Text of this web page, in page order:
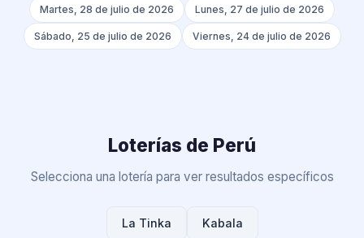
Martes, 28 de julio de 2026 Lunes, 27 de julio de 2026
Sábado, 25 de julio de 2026 Viernes, 24 de julio de 2026
Loterías de Perú
Selecciona una lotería para ver resultados específicos
La Tinka Kabala